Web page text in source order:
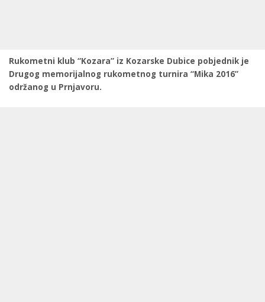
Rukometni klub “Kozara” iz Kozarske Dubice pobjednik je
Drugog memorijalnog rukometnog turnira “Mika 2016”
održanog u Prnjavoru.